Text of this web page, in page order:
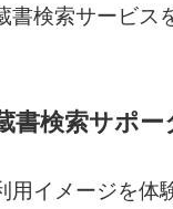
書検索サービス
書検索サポ
用イメージを体